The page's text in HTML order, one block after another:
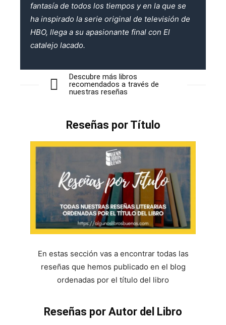
fantasía de todos los tiempos y en la que se
ha inspirado la serie original de televisión de
HBO, llega a su apasionante final con El
catalejo lacado.
Descubre más libros
recomendados a través de
nuestras reseñas
Reseñas por Título
En estas sección vas a encontrar todas las
reseñas que hemos publicado en el blog
ordenadas por el título del libro
Reseñas por Autor del Libro